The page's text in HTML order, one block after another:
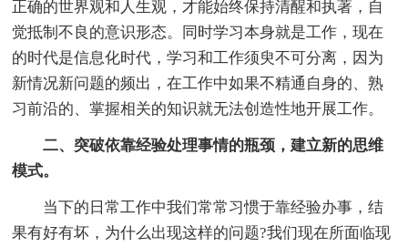
正确的世界观和人生观，才能始终保持清醒和执著，自
觉抵制不良的意识形态。同时学习本身就是工作，现在
的时代是信息化时代，学习和工作须臾不可分离，因为
新情况新问题的频出，在工作中如果不精通自身的、熟
习前沿的、掌握相关的知识就无法创造性地开展工作。
二、突破依靠经验处理事情的瓶颈，建立新的思维
模式。
当下的日常工作中我们常常习惯于靠经验办事，结
果有好有坏，为什么出现这样的问题?我们现在所面临现